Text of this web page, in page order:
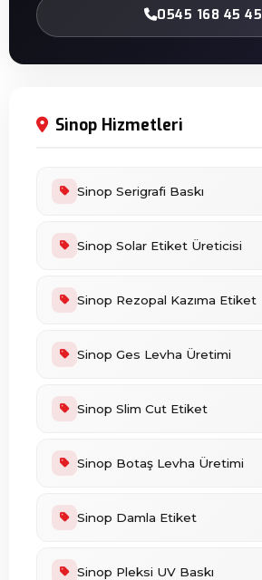
0545 168 45 45
Sinop Hizmetleri
Sinop Serigrafi Baskı
Sinop Solar Etiket Üreticisi
Sinop Rezopal Kazıma Etiket
Sinop Ges Levha Üretimi
Sinop Slim Cut Etiket
Sinop Botaş Levha Üretimi
Sinop Damla Etiket
Sinop Pleksi UV Baskı